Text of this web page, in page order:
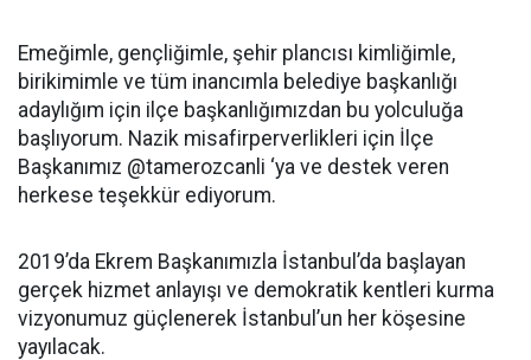
Emeğimle, gençliğimle, şehir plancısı kimliğimle,
birikimimle ve tüm inancımla belediye başkanlığı
adaylığım için ilçe başkanlığımızdan bu yolculuğa
başlıyorum. Nazik misafirperverlikleri için İlçe
Başkanımız @tamerozcanli ‘ya ve destek veren
herkese teşekkür ediyorum.
2019’da Ekrem Başkanımızla İstanbul’da başlayan
gerçek hizmet anlayışı ve demokratik kentleri kurma
vizyonumuz güçlenerek İstanbul’un her köşesine
yayılacak.